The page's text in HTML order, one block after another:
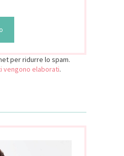
per ridurre lo spam.
vengono elaborati.